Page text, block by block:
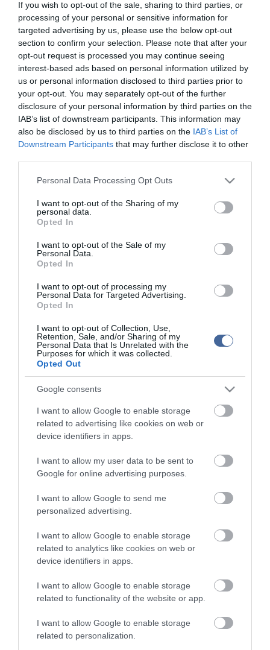
If you wish to opt-out of the sale, sharing to third parties, or
processing of your personal or sensitive information for
targeted advertising by us, please use the below opt-out
section to confirm your selection. Please note that after your
opt-out request is processed you may continue seeing
interest-based ads based on personal information utilized by
us or personal information disclosed to third parties prior to
your opt-out. You may separately opt-out of the further
disclosure of your personal information by third parties on the
IAB’s list of downstream participants. This information may
also be disclosed by us to third parties on the IAB’s List of
Downstream Participants that may further disclose it to other
Please note that this website/app uses one or more Google
not limited to your visit or usage behaviour. You may click to
grant or deny consent to Google and its third-party tags to
use your data for below specified purposes in below Google
consent section.
Personal Data Processing Opt Outs
I want to opt-out of the Sharing of my
personal data.
Opted In
I want to opt-out of the Sale of my
Personal Data.
Opted In
I want to opt-out of processing my
Personal Data for Targeted Advertising.
Opted In
I want to opt-out of Collection, Use,
Retention, Sale, and/or Sharing of my
Personal Data that Is Unrelated with the
Purposes for which it was collected.
Opted Out
Google consents
I want to allow Google to enable storage
related to advertising like cookies on web or
device identifiers in apps.
I want to allow my user data to be sent to
Google for online advertising purposes.
I want to allow Google to send me
personalized advertising.
I want to allow Google to enable storage
related to analytics like cookies on web or
device identifiers in apps.
I want to allow Google to enable storage
related to functionality of the website or app.
I want to allow Google to enable storage
related to personalization.
hanemkét gyermeküketis érzékenyen érintené.
Az egykori modell a hétvégén egy gyermeknapi rendezvényen arról
mesélt, hogy milyen anyának tartja magát - és bizony be kellett
látnia, hogy sok dolgot ma már másképp csinálna, mint először!
"Eddig nem voltam valami szigorú, úgyhogy most iszom a levét." -
mesélte aTabu TV-nek.
Már mindkét gyerkőcre egyaránt odafigyelek ilyen téren, mert
tudom, hogy mit rontottam el Noncsinál, és azt nem szeretném a
picinél is elkövetni. Tehát ha látom, hogy csak hisztizik, akkor nem
veszem a kezembe állandóan." Sőt, azt is bevallotta, hogy most
már sokkal lazábban csinál mindent, kevesebbet idegeskedik a
Lehet, hogy csak ennyi kell a harmonikus családhoz?
Hogyan telnek Sarka Kata napjai?
Kapcsolódó írások:
Sarka Kata a tv2-n akar sztár lenni
Sarka Kata csengőhangot csinált Hajdú "énekéből"
Videó! - "Ne szóljunk Petinek" - Sarka Kata fenekét fogdosták!
Rába Timi beszólt Sarka Katának
Ő a bohóc otthon - Hajdú Péternek sosem volt igazi apja
tükrözik. A szerkesztőség mindössze a hírek publikációjával foglalkozik, a
kommenteket nem tudja befolyásolni - azok az olvasók személyes véleményét
tartalmazzák.
Kérjük, kulturáltan, mások személyiségi jogainak és jó hírnevének tiszteletben
ma.hu legfrissebb hírei:
Izrael nem vonul ki Gázából
Három érmet szereztek a magyarok a világ egyik
legnagyobb hosszútávú kajak-kenu versenyén, a Sellán